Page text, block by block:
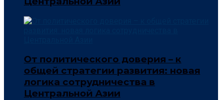
От политического доверия – к
общей стратегии развития: новая
логика сотрудничества в
Центральной Азии